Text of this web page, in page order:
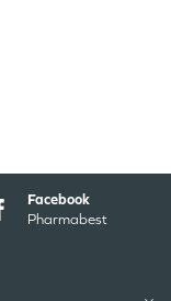
Facebook
Pharmabest